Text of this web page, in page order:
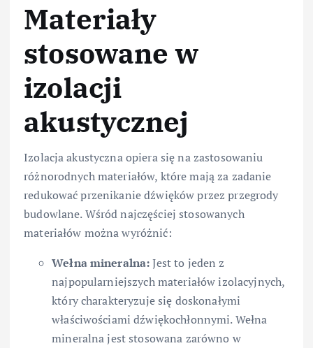
Materiały
stosowane w
izolacji
akustycznej
Izolacja akustyczna opiera się na zastosowaniu
różnorodnych materiałów, które mają za zadanie
redukować przenikanie dźwięków przez przegrody
budowlane. Wśród najczęściej stosowanych
materiałów można wyróżnić:
Wełna mineralna:Jest to jeden z
najpopularniejszych materiałów izolacyjnych,
który charakteryzuje się doskonałymi
właściwościami dźwiękochłonnymi. Wełna
mineralna jest stosowana zarówno w